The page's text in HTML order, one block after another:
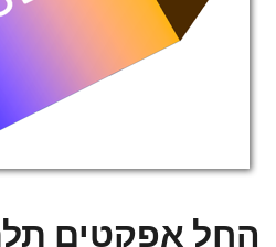
החל אפקטים